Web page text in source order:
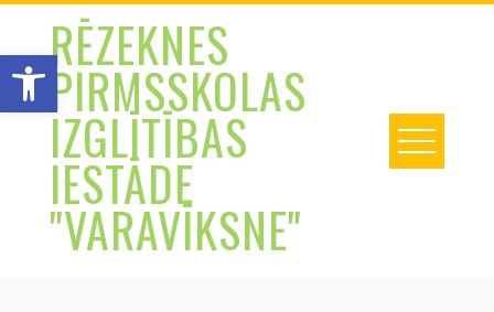
Open toolbar
Skip
contentRĒZEKNES
PIRMSSKOLAS
IZGLĪTĪBAS
IESTĀDE
"VARAVĪKSNE"